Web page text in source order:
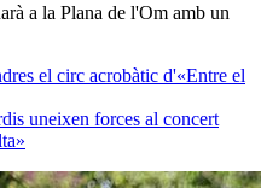
a la Plana de l'Om amb un
el circ acrobàtic d'«Entre el
uneixen forces al concert